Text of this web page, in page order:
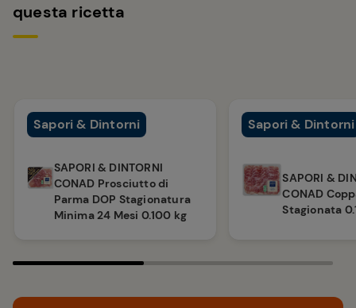
questa ricetta
Sapori & Dintorni
SAPORI & DINTORNI
CONAD Prosciutto di
Parma DOP Stagionatura
Minima 24 Mesi 0.100 kg
Sapori & Dintorni
SAPORI &
CONAD
Stagionata